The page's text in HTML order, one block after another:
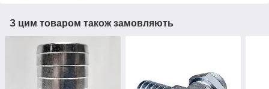
З цим товаром також замовляють